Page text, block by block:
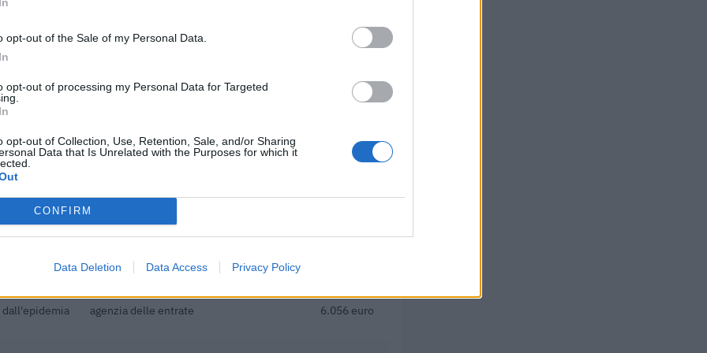
opt-out of the Sale of my Personal Data.
opt-out of processing my Personal Data for Targeted
opt-out of Collection, Use, Retention, Sale, and/or Sharing
Data that Is Unrelated with the Purposes for which it
CONFIRM
Data Deletion Data Access Privacy Policy
per la
di aiuti di
ai sensi
171
a
per la
di aiuti di
a
dall'epidemia
agenzia delle entrate 6.056 euro